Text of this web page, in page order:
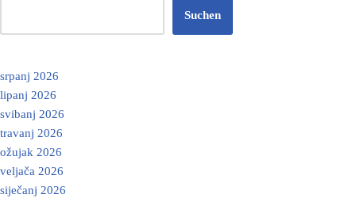
Suchen
srpanj 2026
lipanj 2026
svibanj 2026
travanj 2026
ožujak 2026
veljača 2026
siječanj 2026